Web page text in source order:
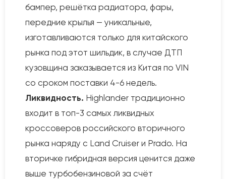
бампер, решётка радиатора, фары,
передние крылья — уникальные,
изготавливаются только для китайского
рынка под этот шильдик, в случае ДТП
кузовщина заказывается из Китая по VIN
со сроком поставки 4-6 недель.
Ликвидность. Highlander традиционно
входит в топ-3 самых ликвидных
кроссоверов российского вторичного
рынка наряду с Land Cruiser и Prado. На
вторичке гибридная версия ценится даже
выше турбобензиновой за счёт